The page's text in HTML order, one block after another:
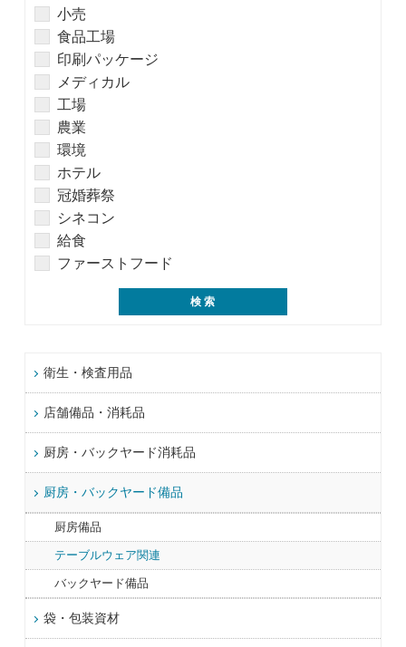
小売
食品工場
印刷パッケージ
メディカル
工場
農業
環境
ホテル
冠婚葬祭
シネコン
給食
ファーストフード
衛生・検査用品
店舗備品・消耗品
厨房・バックヤード消耗品
厨房・バックヤード備品
厨房備品
テーブルウェア関連
バックヤード備品
袋・包装資材